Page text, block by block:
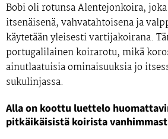
Bobi oli rotunsa Alentejonkoira,
itsenäisenä, vahvatahtoisena ja
käytetään yleisesti vartijakoirana.
portugalilainen koirarotu, mikä
ainutlaatuisia ominaisuuksia jo
sukulinjassa.
Alla on koottu luettelo
pitkäikäisistä koirista